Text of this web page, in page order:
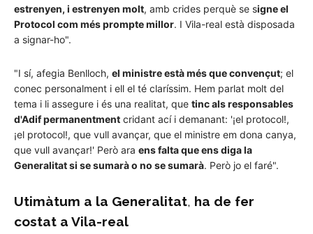
estrenyen, i estrenyen molt, amb crides perquè se signe el
Protocol com més prompte millor. I Vila-real està disposada
a signar-ho".
"I sí, afegia Benlloch, el ministre està més que convençut; el
conec personalment i ell el té claríssim. Hem parlat molt del
tema i li assegure i és una realitat, que tinc als responsables
d'Adif permanentment cridant ací i demanant: '¡el protocol!,
¡el protocol!, que vull avançar, que el ministre em dona canya,
que vull avançar!' Però ara ens falta que ens diga la
Generalitat si se sumarà o no se sumarà. Però jo el faré".
Utimàtum a la Generalitat, ha de fer
costat a Vila-real